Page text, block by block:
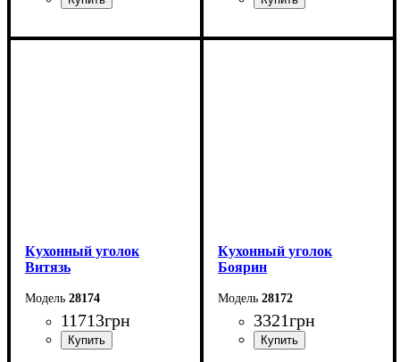
Длина: 150 см
Длина: 150 см
Кухонный уголок
Витязь
28174
11713грн
Кухонный уголок
Боярин
28172
3321грн